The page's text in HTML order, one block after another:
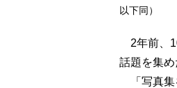
以下同）
2年前、
話題を集
「写真集